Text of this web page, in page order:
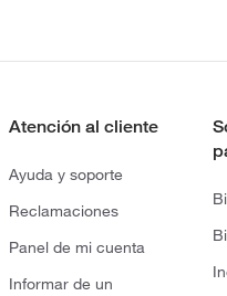
Atención al cliente
Ayuda y soporte
Reclamaciones
Panel de mi cuenta
Informar de un